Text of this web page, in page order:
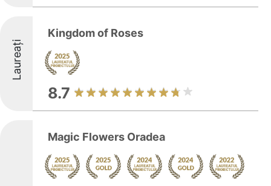
Laureați
Kingdom of Roses
8.7
Magic Flowers Oradea